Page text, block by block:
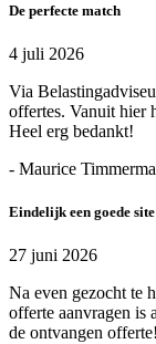
De perfecte match
4 juli 2026
Via
offertes. Vanuit hier
Heel erg bedankt!
- Maurice
Eindelijk een goede
27 juni 2026
Na even gezocht te
offerte aanvragen
de ontvangen offerte!